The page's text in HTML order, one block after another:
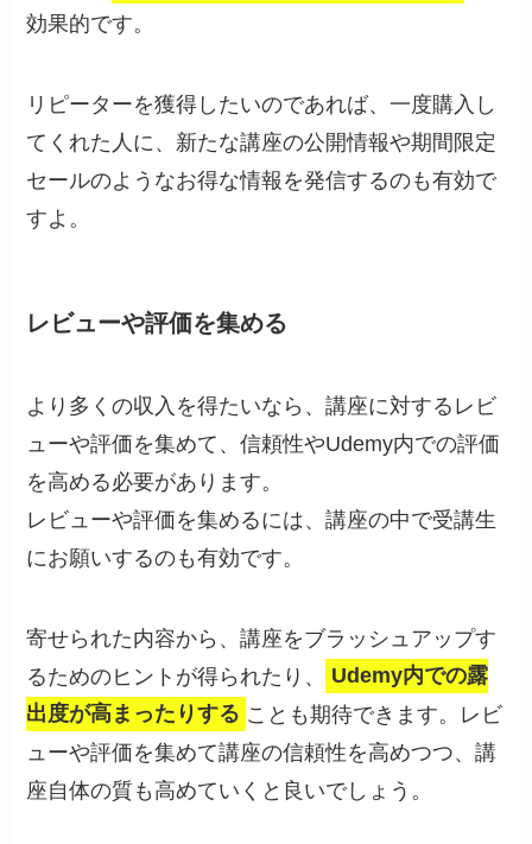
効果的です。
リピーターを獲得したいのであれば、一度購入し
てくれた人に、新たな講座の公開情報や期間限定
セールのようなお得な情報を発信するのも有効で
すよ。
レビューや評価を集める
より多くの収入を得たいなら、講座に対するレビ
ューや評価を集めて、信頼性やUdemy内での評価
を高める必要があります。
レビューや評価を集めるには、講座の中で受講生
にお願いするのも有効です。
寄せられた内容から、講座をブラッシュアップす
るためのヒントが得られたり、
Udemy内での露
出度が高まったりする ことも期待できます。レビ
ューや評価を集めて講座の信頼性を高めつつ、講
座自体の質も高めていくと良いでしょう。